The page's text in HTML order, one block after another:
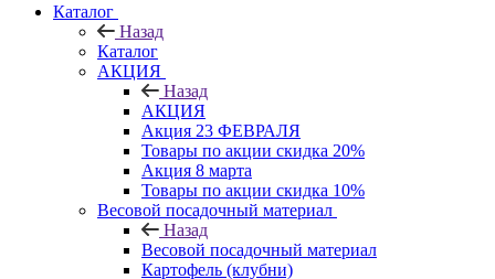
Каталог
Назад
Каталог
АКЦИЯ
Назад
АКЦИЯ
Акция 23 ФЕВРАЛЯ
Товары по акции скидка 20%
Акция 8 марта
Товары по акции скидка 10%
Весовой посадочный материал
Назад
Весовой посадочный материал
Картофель (клубни)